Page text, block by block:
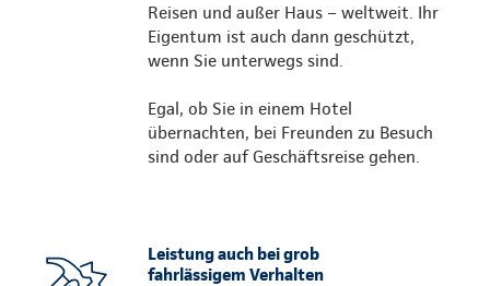
Reisen und außer Haus – weltweit. Ihr
Eigentum ist auch dann geschützt,
wenn Sie unterwegs sind.
Egal, ob Sie in einem Hotel
übernachten, bei Freunden zu Besuch
sind oder auf Geschäftsreise gehen.
Leistung auch bei grob
fahrlässigem Verhalten